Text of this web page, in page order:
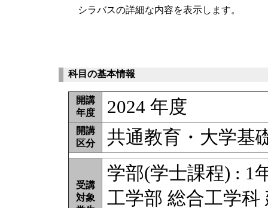
シラバスの詳細な内容を表示します。
科目の基本情報
開講
年度
2024 年度
開講
区分
共通教育・大学基
受講
対象
学部(学士課程) : 1
工学部 総合工学